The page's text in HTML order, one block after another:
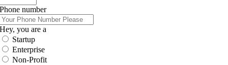
Phone number
Hey, you are a
Startup
Enterprise
Non-Profit